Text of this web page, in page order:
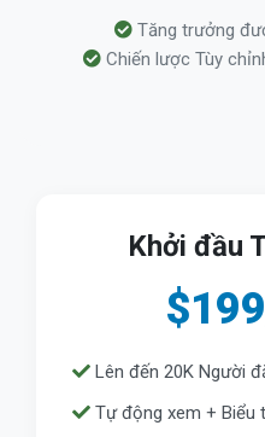
Tăng trưởng
Chiến lược Tùy
Khởi đầu
$199
Lên đến 20K Người
Tự động xem + Biểu